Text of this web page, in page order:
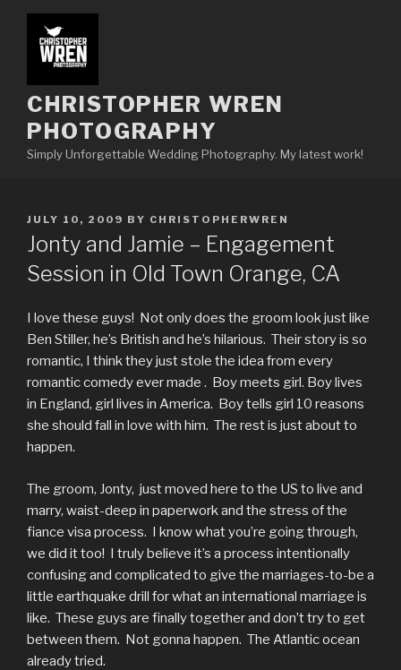
content
CHRISTOPHER WREN
PHOTOGRAPHY
Simply Unforgettable Wedding Photography. My latest work!
POSTED
ON
JULY 10, 2009 BY CHRISTOPHERWREN
Jonty and Jamie – Engagement
Session in Old Town Orange, CA
I love these guys! Not only does the groom look just like
Ben Stiller, he’s British and he’s hilarious. Their story is so
romantic, I think they just stole the idea from every
romantic comedy ever made . Boy meets girl. Boy lives
in England, girl lives in America. Boy tells girl 10 reasons
she should fall in love with him. The rest is just about to
happen.
The groom, Jonty, just moved here to the US to live and
marry, waist-deep in paperwork and the stress of the
fiance visa process. I know what you’re going through,
we did it too! I truly believe it’s a process intentionally
confusing and complicated to give the marriages-to-be a
little earthquake drill for what an international marriage is
like. These guys are finally together and don’t try to get
between them. Not gonna happen. The Atlantic ocean
already tried.